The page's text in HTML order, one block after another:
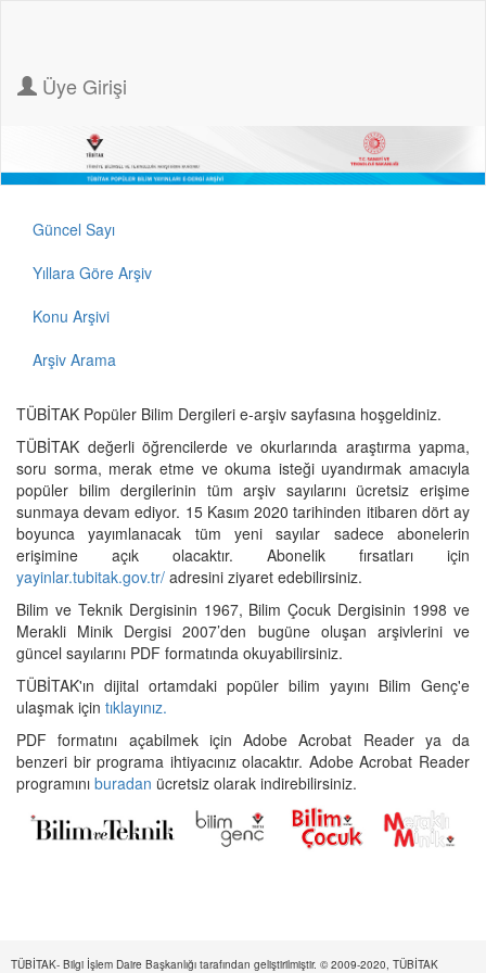
Üye Girişi
Güncel Sayı
Yıllara Göre Arşiv
Konu Arşivi
Arşiv Arama
TÜBİTAK Popüler Bilim Dergileri e-arşiv sayfasına hoşgeldiniz.
TÜBİTAK değerli öğrencilerde ve okurlarında araştırma yapma,
soru sorma, merak etme ve okuma isteği uyandırmak amacıyla
popüler bilim dergilerinin tüm arşiv sayılarını ücretsiz erişime
sunmaya devam ediyor. 15 Kasım 2020 tarihinden itibaren dört ay
boyunca yayımlanacak tüm yeni sayılar sadece abonelerin
erişimine açık olacaktır. Abonelik fırsatları için
yayinlar.tubitak.gov.tr/ adresini ziyaret edebilirsiniz.
Bilim ve Teknik Dergisinin 1967, Bilim Çocuk Dergisinin 1998 ve
Merakli Minik Dergisi 2007’den bugüne oluşan arşivlerini ve
güncel sayılarını PDF formatında okuyabilirsiniz.
TÜBİTAK'ın dijital ortamdaki popüler bilim yayını Bilim Genç'e
ulaşmak için tıklayınız.
PDF formatını açabilmek için Adobe Acrobat Reader ya da
benzeri bir programa ihtiyacınız olacaktır. Adobe Acrobat Reader
programını buradan ücretsiz olarak indirebilirsiniz.
TÜBİTAK- Bilgi İşlem Daire Başkanlığı tarafından geliştirilmiştir. © 2009-2020, TÜBİTAK